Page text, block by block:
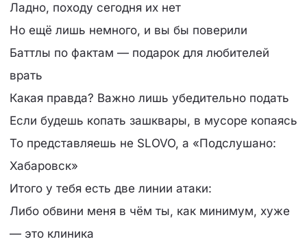
Ладно, походу сегодня их нет
Но ещё лишь немного, и вы бы поверили
Баттлы по фактам — подарок для любителей
врать
Какая правда? Важно лишь убедительно подать
Если будешь копать зашквары, в мусоре копаясь
То представляешь не SLOVO, а «Подслушано:
Хабаровск»
Итого у тебя есть две линии атаки:
Либо обвини меня в чём ты, как минимум, хуже
— это клиника